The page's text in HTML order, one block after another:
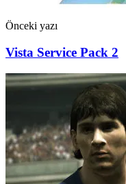
Önceki yazı
Vista Service Pack 2